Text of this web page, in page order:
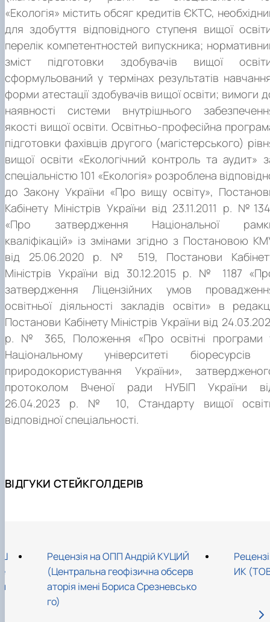
«Екологія» містить обсяг кредитів ЄКТС,
для здобуття відповідного ступеня вищої
перелік компетентностей випускника;
зміст підготовки здобувачів вищої
сформульований у термінах результатів
форми атестації здобувачів вищої освіти; вимоги
наявності системи внутрішнього
якості вищої освіти. Освітньо-професійна
підготовки фахівців другого (магістерського)
вищої освіти «Екологічний контроль та аудит»
спеціальністю 101 «Екологія» розроблена
до Закону України «Про вищу освіту»,
Кабінету Міністрів України від 23.11.2011 р.
«Про затвердження Національної
кваліфікацій» із змінами згідно з Постановою
від 25.06.2020 р. № 519, Постанови
Міністрів України від 30.12.2015 р. № 1187
затвердження Ліцензійних умов
освітньої діяльності закладів освіти» в
Постанови Кабінету Міністрів України від
р. № 365, Положення «Про освітні програми
Національному університеті біоресурсів
природокористування України»,
протоколом Вченої ради НУБІП України
26.04.2023 р. № 10, Стандарту вищої
відповідної спеціальності.
ВІДГУКИ СТЕЙКГОЛДЕРІВ
Рецензія на ОПП Андрій КУЦИЙ
(Центральна геофізична обсерв
аторія імені Бориса Срезневсько
го)
ИК